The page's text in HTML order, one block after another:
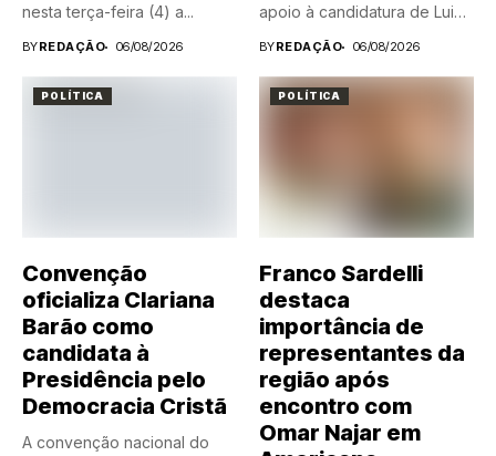
nesta terça-feira (4) a...
BYREDAÇÃO 06/08/2026
apoio à candidatura de Luiz
BYREDAÇÃO 06/08/2026
POLÍTICA
Convenção
oficializa Clariana
Barão como
candidata à
Presidência pelo
Democracia Cristã
A convenção nacional do
POLÍTICA
Franco Sardelli
destaca
importância de
representantes da
região após
encontro com
Omar Najar em